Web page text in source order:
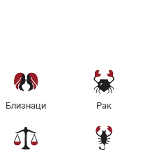
Близнаци Рак